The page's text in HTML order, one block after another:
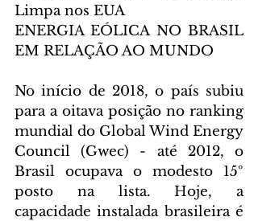
Limpa nos EUA
ENERGIA EÓLICA NO BRASIL
EM RELAÇÃO AO MUNDO
No início de 2018, o país subiu
para a oitava posição no ranking
mundial do Global Wind Energy
Council (Gwec) - até 2012, o
Brasil ocupava o modesto 15º
posto na lista. Hoje, a
capacidade instalada brasileira é